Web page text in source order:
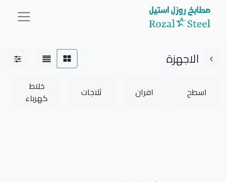
الاجهزة
اسطح افران ثلاجات
خلاط
كهرباء
0.00 SR